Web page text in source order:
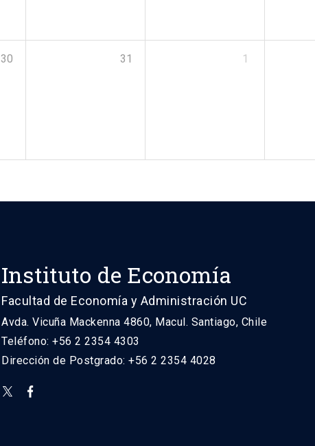
30 31 1
Instituto de Economía
Facultad de Economía y Administración UC
Avda. Vicuña Mackenna 4860, Macul. Santiago, Chile
Teléfono: +56 2 2354 4303
Dirección de Postgrado: +56 2 2354 4028